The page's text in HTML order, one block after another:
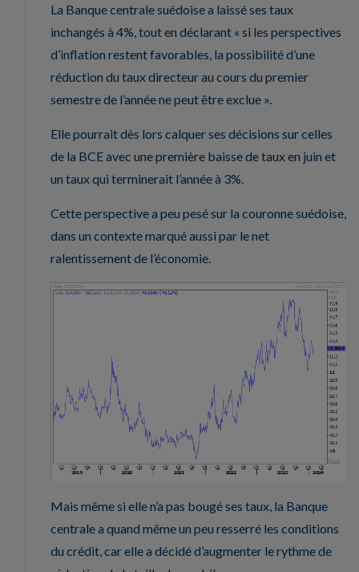
La Banque centrale suédoise a laissé ses taux
inchangés à 4%, tout en déclarant « si les perspectives
d’inflation restent favorables, la possibilité d’une
réduction du taux directeur au cours du premier
semestre de l’année ne peut être exclue ».
Elle pourrait dès lors calquer ses décisions sur celles
de la BCE avec une première baisse de taux en juin et
un taux qui terminerait l’année à 3%.
Cette perspective a peu pesé sur la couronne suédoise,
dans un contexte marqué aussi par le net
ralentissement de l’économie.
Mais même si elle n’a pas bougé ses taux, la Banque
centrale a quand même un peu resserré les conditions
du crédit, car elle a décidé d’augmenter le rythme de